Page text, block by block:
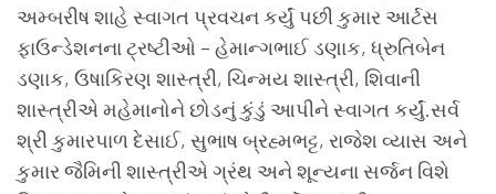
અમ્બરીષ શાહે સ્વાગત પ્રવચન કર્યું પછી કુમાર આર્ટસ
ફાઉન્ડેશનના ટ્રષ્ટીઓ – હેમાન્ગભાઈ ડણાક, ધ્રુતિબેન
ડણાક, ઉષાકિરણ શાસ્ત્રી, ચિન્મય શાસ્ત્રી, શિવાની
શાસ્ત્રીએ મહેમાનોને છોડનું કુંડું આપીને સ્વાગત કર્યું.સર્વ
શ્રી કુમારપાળ દેસાઈ, સુભાષ બ્રહ્મભટ્ટ, રાજેશ વ્યાસ અને
કુમાર જૈમિની શાસ્ત્રીએ ગ્રંથ અને શૂન્યના સર્જન વિશે